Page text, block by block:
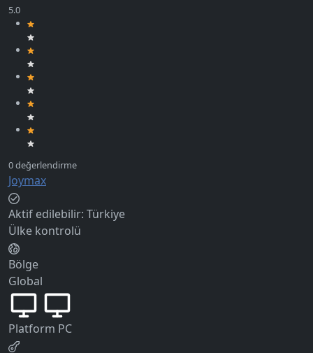
Joymax
Aktif edilebilir: Türkiye
Ülke kontrolü
Bölge
Global
Platform PC